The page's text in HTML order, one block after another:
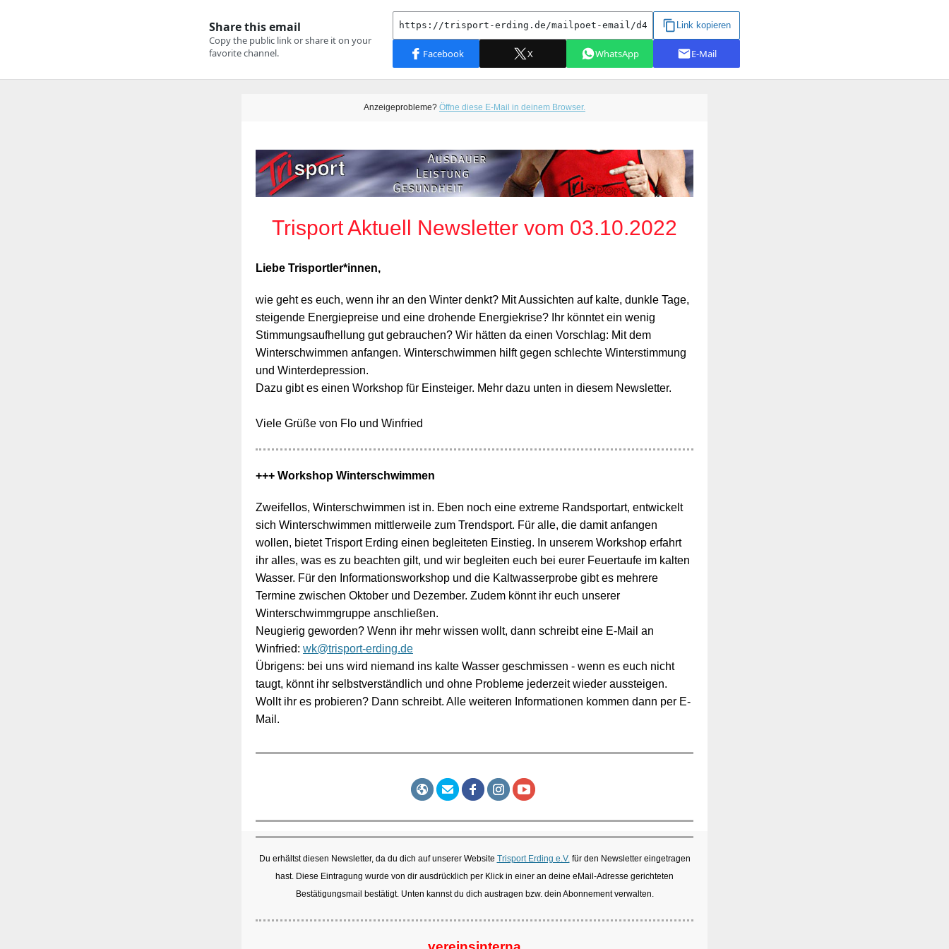
Anzeigeprobleme? Öffne diese E-Mail in deinem Browser.
Trisport Aktuell Newsletter vom 03.10.2022
Liebe Trisportler*innen,
wie geht es euch, wenn ihr an den Winter denkt? Mit Aussichten auf kalte, dunkle Tage,
steigende Energiepreise und eine drohende Energiekrise? Ihr könntet ein wenig
Stimmungsaufhellung gut gebrauchen? Wir hätten da einen Vorschlag: Mit dem
Winterschwimmen anfangen. Winterschwimmen hilft gegen schlechte Winterstimmung
und Winterdepression.
Dazu gibt es einen Workshop für Einsteiger. Mehr dazu unten in diesem Newsletter.
Viele Grüße von Flo und Winfried
+++ Workshop Winterschwimmen
Zweifellos, Winterschwimmen ist in. Eben noch eine extreme Randsportart, entwickelt
sich Winterschwimmen mittlerweile zum Trendsport. Für alle, die damit anfangen
wollen, bietet Trisport Erding einen begleiteten Einstieg. In unserem Workshop erfahrt
ihr alles, was es zu beachten gilt, und wir begleiten euch bei eurer Feuertaufe im kalten
Wasser. Für den Informationsworkshop und die Kaltwasserprobe gibt es mehrere
Termine zwischen Oktober und Dezember. Zudem könnt ihr euch unserer
Winterschwimmgruppe anschließen.
Neugierig geworden? Wenn ihr mehr wissen wollt, dann schreibt eine E-Mail an
Winfried: wk@trisport-erding.de
Übrigens: bei uns wird niemand ins kalte Wasser geschmissen - wenn es euch nicht
taugt, könnt ihr selbstverständlich und ohne Probleme jederzeit wieder aussteigen.
Wollt ihr es probieren? Dann schreibt. Alle weiteren Informationen kommen dann per E-
Mail.
Du erhältst diesen Newsletter, da du dich auf unserer Website Trisport Erding e.V.für den Newsletter eingetragen
hast. Diese Eintragung wurde von dir ausdrücklich per Klick in einer an deine eMail-Adresse gerichteten
Bestätigungsmail bestätigt. Unten kannst du dich austragen bzw. dein Abonnement verwalten.